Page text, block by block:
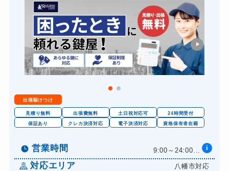
出張駆けつけ
見積り無料 出張費無料 土日祝対応可
24時間受付
保証あり
クレカ決済対応 電子決済対応 資格保有者在籍
営業時間 9:00～24:00... i
対応エリア 八幡市対応